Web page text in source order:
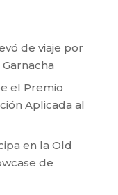
de viaje por
el Premio
Aplicada al
en la Old
de